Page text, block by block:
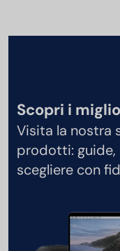
Scopri i
Visita la nostra
prodotti: guide,
scegliere con